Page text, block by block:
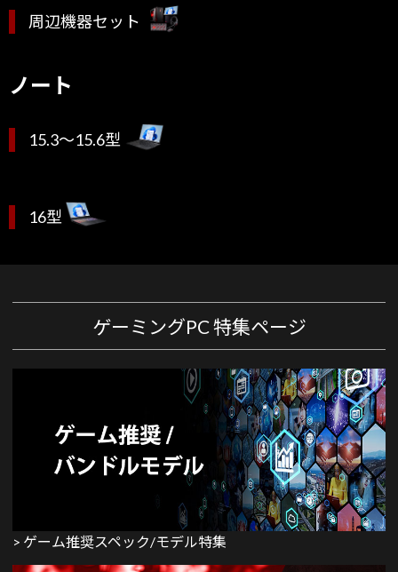
周辺機器セット
ノート
15.3～15.6型
16型
ゲーミングPC 特集ページ
> ゲーム推奨スペック/モデル特集